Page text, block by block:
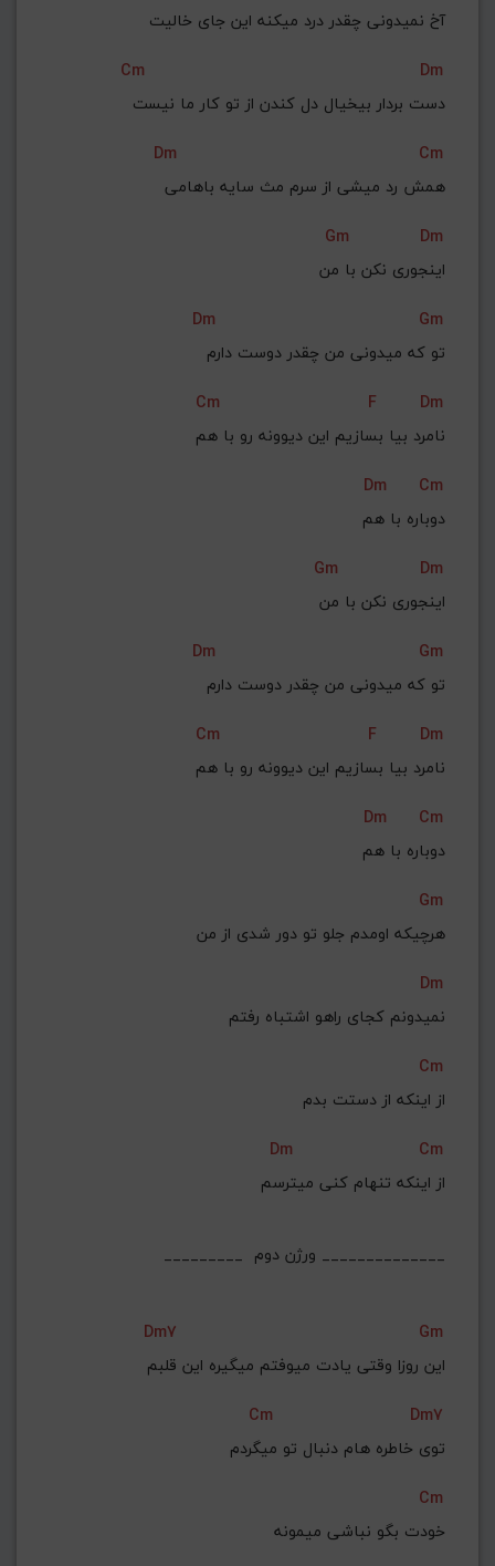
آخ نمیدونی چقدر درد میکنه این جای خالیت
Cm
Dm
دست بردار بیخیال دل کندن از تو کار ما نیست
Dm
Cm
همش رد میشی از سرم مث سایه باهامی
Gm
Dm
اینجوری نکن با من
Dm
Gm
تو که میدونی من چقدر دوست دارم
Cm
F
Dm
نامرد بیا بسازیم این دیوونه رو با هم
Dm
Cm
دوباره با هم
Gm
Dm
اینجوری نکن با من
Dm
Gm
تو که میدونی من چقدر دوست دارم
Cm
F
Dm
نامرد بیا بسازیم این دیوونه رو با هم
Dm
Cm
دوباره با هم
Gm
هرچیکه اومدم جلو تو دور شدی از من
Dm
نمیدونم کجای راهو اشتباه رفتم
Cm
از اینکه از دستت بدم
Dm
Cm
از اینکه تنهام کنی میترسم
_________  ورژن دوم ______________
Dm7
Gm
این روزا وقتی یادت میوفتم میگیره این قلبم
Cm
Dm7
توی خاطره هام دنبال تو میگردم
Cm
خودت بگو نباشی میمونه